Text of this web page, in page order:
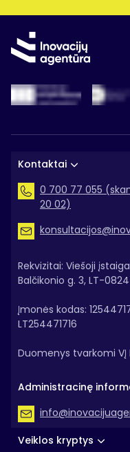
Veiklos kryptys
Kontaktai
0 700 77 055
20 02)
Rekvizitai: Viešoji
Balčikonio g. 3, LT-
Įmonės kodas:
LT254471716
Duomenys tvarkomi VĮ
Administracinę